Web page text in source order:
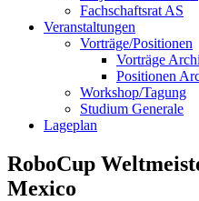
Fachschaftsrat AS
Veranstaltungen
Vorträge/Positionen
Vorträge
Positionen
Workshop/Tagung
Studium Generale
Lageplan
RoboCup
Mexico